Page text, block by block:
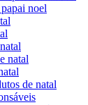
noel
natal
de natal